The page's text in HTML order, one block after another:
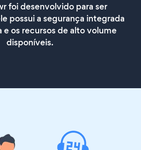
foi desenvolvido para ser
possui a segurança integrada
e os recursos de alto volume
disponíveis.